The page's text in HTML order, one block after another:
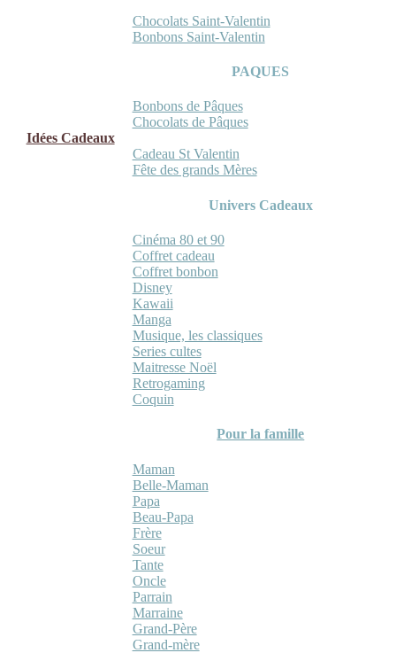
Chocolats Saint-Valentin
Bonbons Saint-Valentin
PAQUES
Bonbons de Pâques
Chocolats de Pâques
Idées Cadeaux
Cadeau St Valentin
Fête des grands Mères
Univers Cadeaux
Cinéma 80 et 90
Coffret cadeau
Coffret bonbon
Disney
Kawaii
Manga
Musique, les classiques
Series cultes
Maitresse Noël
Retrogaming
Coquin
Pour la famille
Maman
Belle-Maman
Papa
Beau-Papa
Frère
Soeur
Tante
Oncle
Parrain
Marraine
Grand-Père
Grand-mère